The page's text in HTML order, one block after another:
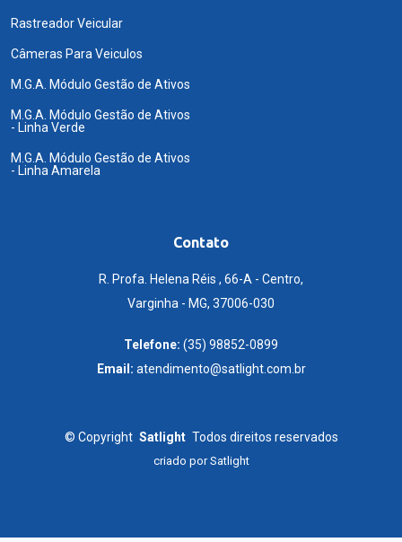
Rastreador Veicular
Câmeras Para Veiculos
M.G.A. Módulo Gestão de Ativos
M.G.A. Módulo Gestão de Ativos
- Linha Verde
M.G.A. Módulo Gestão de Ativos
- Linha Amarela
Contato
R. Profa. Helena Réis , 66-A - Centro,
Varginha - MG, 37006-030
Telefone: (35) 98852-0899
Email: atendimento@satlight.com.br
© Copyright Satlight Todos direitos reservados
criado porSatlight